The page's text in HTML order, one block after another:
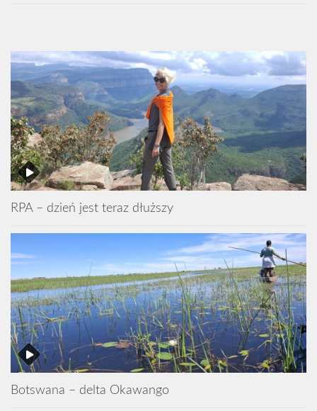
RPA – dzień jest teraz dłuższy
Botswana – delta Okawango